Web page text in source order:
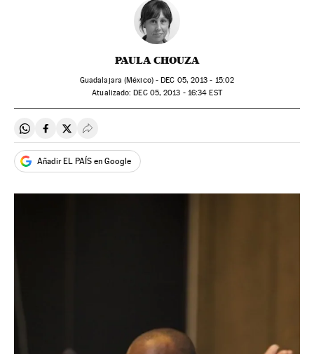
PAULA CHOUZA
Guadalajara (México) -DEC 05, 2013 - 15:02
atualizado: DEC05, 2013 - 16:34 EST
Compartir en Whatsapp
Compartir en Facebook
Compartir en Twitter
Desplegar Redes Sociales
Añadir EL PAÍS en Google